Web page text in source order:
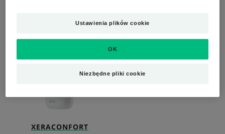
Odżywczy
XERACONFORT
Ustawienia plików cookie
Niezbędne pliki cookie
OK